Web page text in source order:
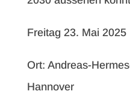
Freitag 23. Mai 2025
Ort: Andreas-
Hannover